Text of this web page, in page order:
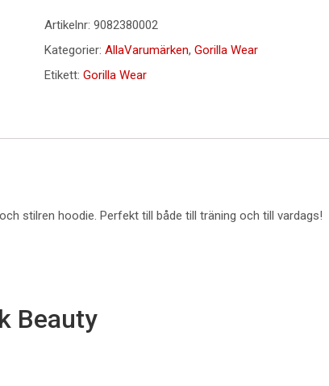
Artikelnr: 9082380002
Kategorier: AllaVarumärken, Gorilla Wear
Etikett: Gorilla Wear
stilren hoodie. Perfekt till både till träning och till vardags!
Beauty